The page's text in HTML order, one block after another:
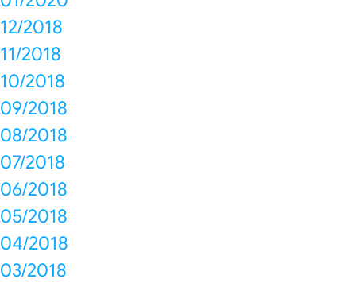
12/2018
11/2018
10/2018
09/2018
08/2018
07/2018
06/2018
05/2018
04/2018
03/2018